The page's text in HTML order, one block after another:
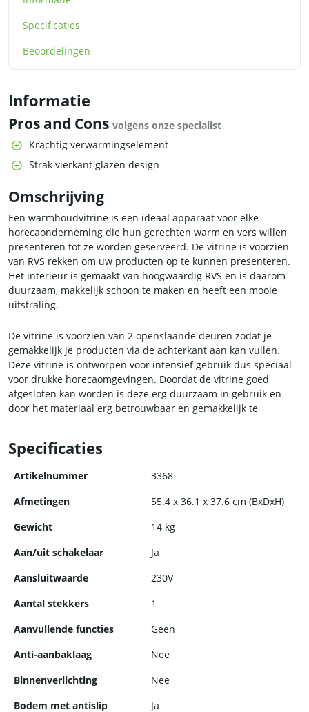
Specificaties
Beoordelingen
Informatie
Pros and Cons volgens onze specialist
Krachtig verwarmingselement
Strak vierkant glazen design
Omschrijving
Een warmhoudvitrine is een ideaal apparaat voor elke
horecaonderneming die hun gerechten warm en vers willen
presenteren tot ze worden geserveerd. De vitrine is voorzien
van RVS rekken om uw producten op te kunnen presenteren.
Het interieur is gemaakt van hoogwaardig RVS en is daarom
duurzaam, makkelijk schoon te maken en heeft een mooie
uitstraling.
De vitrine is voorzien van 2 openslaande deuren zodat je
gemakkelijk je producten via de achterkant aan kan vullen.
Deze vitrine is ontworpen voor intensief gebruik dus speciaal
voor drukke horecaomgevingen. Doordat de vitrine goed
afgesloten kan worden is deze erg duurzaam in gebruik en
door het materiaal erg betrouwbaar en gemakkelijk te
Specificaties
Artikelnummer
3368
Afmetingen
55.4 x 36.1 x 37.6 cm (BxDxH)
Gewicht
14 kg
Aan/uit schakelaar
Ja
Aansluitwaarde
230V
Aantal stekkers
1
Aanvullende functies
Geen
Anti-aanbaklaag
Nee
Binnenverlichting
Nee
Bodem met antislip
Ja